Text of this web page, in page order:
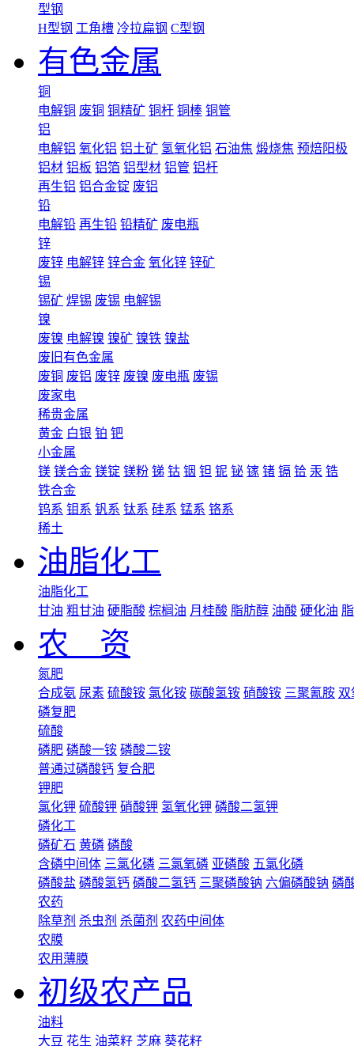
型钢
H型钢 工角槽 冷拉扁钢 C型钢
有色金属
铜
电解铜 废铜 铜精矿 铜杆 铜棒 铜管
铝
电解铝 氧化铝 铝土矿 氢氧化铝 石油焦 煅烧焦 预焙阳极
铝材 铝板 铝箔 铝型材 铝管 铝杆
再生铝 铝合金锭 废铝
铅
电解铅 再生铅 铅精矿 废电瓶
锌
废锌 电解锌 锌合金 氧化锌 锌矿
锡
锡矿 焊锡 废锡 电解锡
镍
废镍 电解镍 镍矿 镍铁 镍盐
废旧有色金属
废铜 废铝 废锌 废镍 废电瓶 废锡
废家电
稀贵金属
黄金 白银 铂 钯
小金属
镁 镁合金 镁锭 镁粉 锑 钴 铟 钽 铌 铋 镓 锗 镉 铪 汞 锆
铁合金
钨系 钼系 钒系 钛系 硅系 锰系 铬系
稀土
油脂化工
油脂化工
甘油 粗甘油 硬脂酸 棕榈油 月桂酸 脂肪醇 油酸 硬化油
农 资
氮肥
合成氨 尿素 硫酸铵 氯化铵 碳酸氢铵 硝酸铵 三聚氰胺 双
磷复肥
硫酸
磷肥 磷酸一铵 磷酸二铵
普通过磷酸钙 复合肥
钾肥
氯化钾 硫酸钾 硝酸钾 氢氧化钾 磷酸二氢钾
磷化工
磷矿石 黄磷 磷酸
含磷中间体 三氯化磷 三氯氧磷 亚磷酸 五氯化磷
磷酸盐 磷酸氢钙 磷酸二氢钙 三聚磷酸钠 六偏磷酸钠 磷
农药
除草剂 杀虫剂 杀菌剂 农药中间体
农膜
农用薄膜
初级农产品
油料
大豆 花生 油菜籽 芝麻 葵花籽